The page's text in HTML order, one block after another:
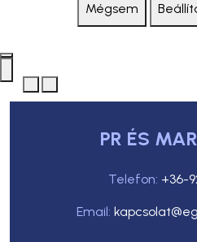
Mégsem
PR ÉS
Telefon: +36-
Email: